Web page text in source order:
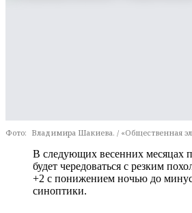
Фото: Владимира Шакиева. / «Общественная
В следующих весенних месяцах
будет чередоваться с резким
+2 с понижением ночью до
синоптики.